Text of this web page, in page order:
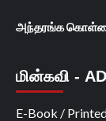
அந்தரங்க
மின்கவி -
E-Book /